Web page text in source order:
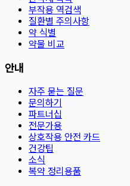
부작용 역검색
질환별 주의사항
약 식별
약물 비교
안내
자주 묻는 질문
문의하기
파트너십
전문가용
상호작용 안전 카드
건강팁
소식
복약 정리용품